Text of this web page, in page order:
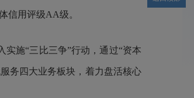
信用评级AA级。
施“三比三争”行动，通过“资本
务四大业务板块，着力盘活核心